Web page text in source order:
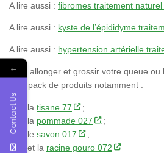
A lire aussi : fibromes traitement
A lire aussi : kyste de l’épididyme
A lire aussi : hypertension artérielle
Pour allonger et grossir votre queue
d’un pack de produits notamment :
la tisane 77
;
la pommade 027
;
le savon 017
;
et la racine gouro 072
←
Contact Us